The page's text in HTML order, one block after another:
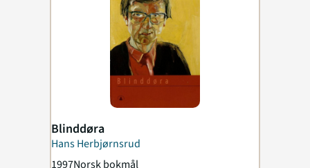
Blinddøra
Hans Herbjørnsrud
1997Norsk bokmål